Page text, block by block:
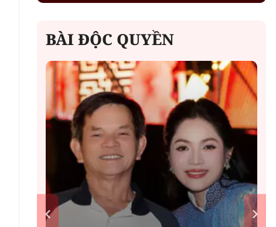
BÀI ĐỘC QUYỀN